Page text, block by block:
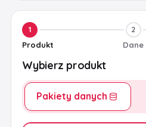
1
Produkt
2
Dane
Wybierz produkt
Pakiety danych